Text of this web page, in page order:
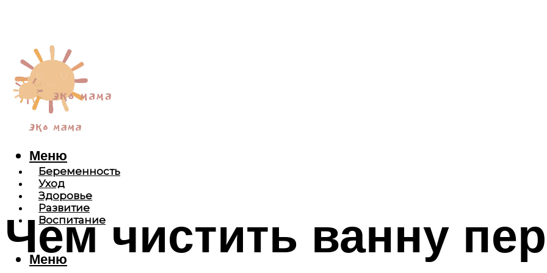
Беременность
Уход
Здоровье
Развитие
Воспитание
Меню
Меню
Чем чистить ванну